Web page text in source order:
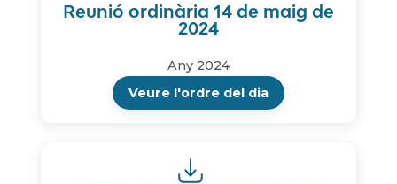
Reunió ordinària 14 de maig de
2024
Any 2024
Veure l'ordre del dia